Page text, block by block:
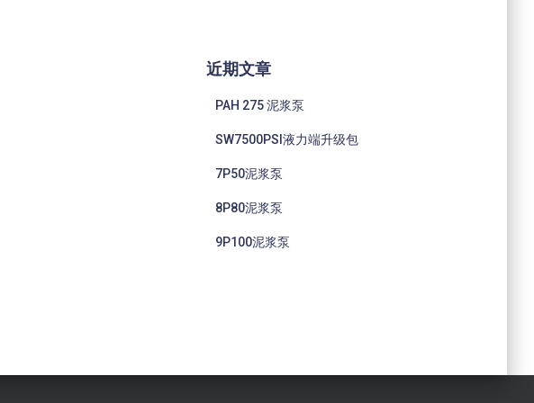
近期文章
PAH 275 泥浆泵
SW7500PSI液力端升级包
7P50泥浆泵
8P80泥浆泵
9P100泥浆泵